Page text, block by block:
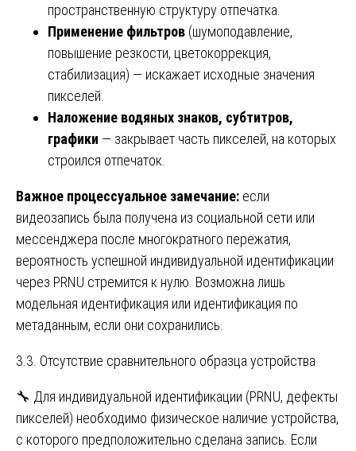
пространственную структуру отпечатка.
Применение фильтров (шумоподавление,
повышение резкости, цветокоррекция,
стабилизация) — искажает исходные значения
пикселей.
Наложение водяных знаков, субтитров,
графики — закрывает часть пикселей, на которых
строился отпечаток.
Важное процессуальное замечание: если
видеозапись была получена из социальной сети или
мессенджера после многократного пережатия,
вероятность успешной индивидуальной идентификации
через PRNU стремится к нулю. Возможна лишь
модельная идентификация или идентификация по
метаданным, если они сохранились.
3.3. Отсутствие сравнительного образца устройства
🔧 Для индивидуальной идентификации (PRNU, дефекты
пикселей) необходимо физическое наличие устройства,
с которого предположительно сделана запись. Если